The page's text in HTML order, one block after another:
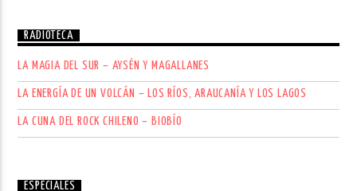
RADIOTECA
LA MAGIA DEL SUR – AYSÉN Y MAGALLANES
LA ENERGÍA DE UN VOLCÁN – LOS RÍOS, ARAUCANÍA Y LOS LAGOS
LA CUNA DEL ROCK CHILENO – BIOBÍO
ESPECIALES